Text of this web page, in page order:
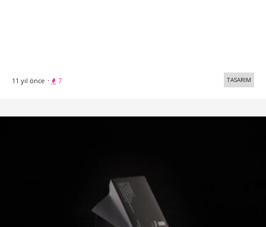
11 yıl önce · 7 TASARIM